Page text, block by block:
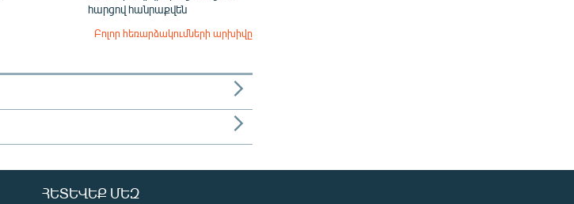
հարցով հանրաքվեն
Բոլոր հեռարձակումների արխիվը
ՀԵՏԵՎԵՔ ՄԵԶ